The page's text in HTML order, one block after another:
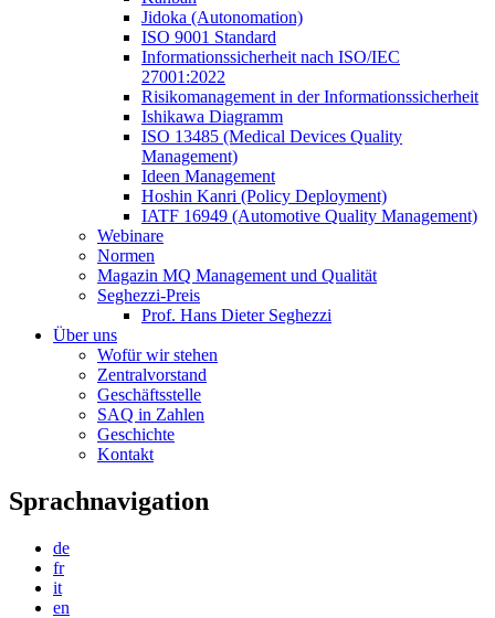
Jidoka (Autonomation)
ISO 9001 Standard
Informationssicherheit nach ISO/IEC
27001:2022
Risikomanagement in der Informationssicherheit
Ishikawa Diagramm
ISO 13485 (Medical Devices Quality
Management)
Ideen Management
Hoshin Kanri (Policy Deployment)
IATF 16949 (Automotive Quality Management)
Webinare
Normen
Magazin MQ Management und Qualität
Seghezzi-Preis
Prof. Hans Dieter Seghezzi
Über uns
Wofür wir stehen
Zentralvorstand
Geschäftsstelle
SAQ in Zahlen
Geschichte
Kontakt
Sprachnavigation
de
fr
it
en